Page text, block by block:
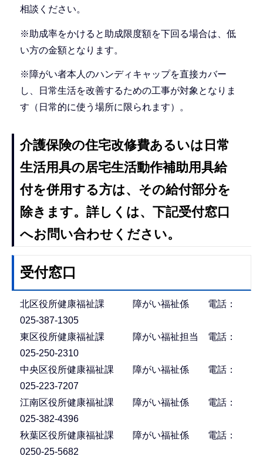
相談ください。
※助成率をかけると助成限度額を下回る場合は、低
い方の金額となります。
※障がい者本人のハンディキャップを直接カバー
し、日常生活を改善するための工事が対象となりま
す（日常的に使う場所に限られます）。
介護保険の住宅改修費あるいは日常
生活用具の居宅生活動作補助用具給
付を併用する方は、その給付部分を
除きます。詳しくは、下記受付窓口
へお問い合わせください。
受付窓口
北区役所健康福祉課 障がい福祉係 電話：
025-387-1305
東区役所健康福祉課 障がい福祉担当 電話：
025-250-2310
中央区役所健康福祉課 障がい福祉係 電話：
025-223-7207
江南区役所健康福祉課 障がい福祉係 電話：
025-382-4396
秋葉区役所健康福祉課 障がい福祉係 電話：
0250-25-5682